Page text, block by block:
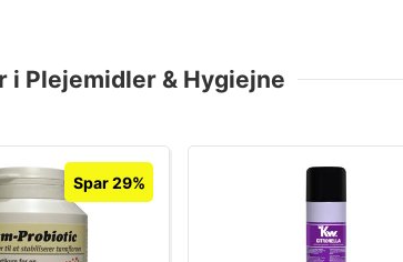
Plejemidler & Hygiejne
Spar 29%